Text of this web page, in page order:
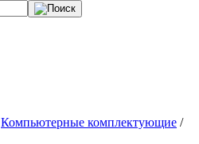
Компьютерные комплектующие /